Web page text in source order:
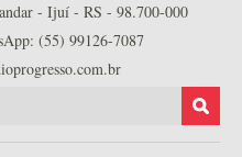
- Ijuí - RS - 98.700-000
(55) 99126-7087